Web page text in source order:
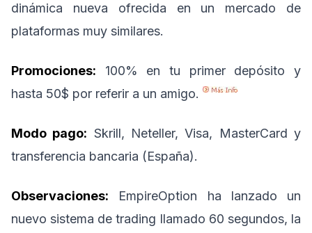
dinámica nueva ofrecida en un mercado de
plataformas muy similares.
Promociones: 100% en tu primer depósito y
hasta 50$ por referir a un amigo.
Modo pago: Skrill, Neteller, Visa, MasterCard y
transferencia bancaria (España).
Observaciones: EmpireOption ha lanzado un
nuevo sistema de trading llamado 60 segundos, la